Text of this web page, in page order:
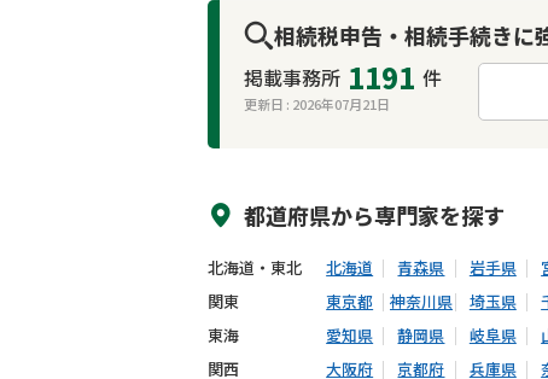
相続税申告・相続手続きに
掲載事務所 1191 件
更新日 : 2026年07月21日
都道府県から専門家を探す
北海道・東北 北海道 青森県 岩手県
関東
東京都 神奈川県 埼玉県
東海
愛知県 静岡県 岐阜県
関西
大阪府 京都府 兵庫県